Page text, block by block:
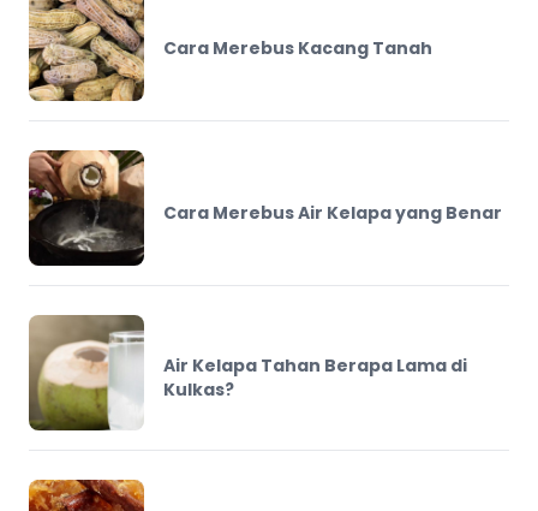
Cara Merebus Kacang Tanah
Cara Merebus Air Kelapa yang Benar
Air Kelapa Tahan Berapa Lama di
Kulkas?